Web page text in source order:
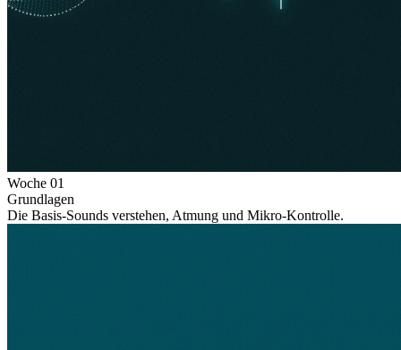
Woche 01
Grundlagen
Die Basis-Sounds verstehen, Atmung und Mikro-Kontrolle.